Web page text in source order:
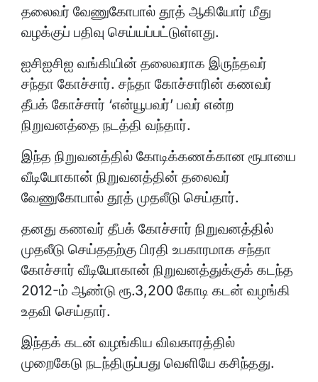
தலைவர் வேணுகோபால் தூத் ஆகியோர் மீது
வழக்குப் பதிவு செய்யப்பட்டுள்ளது.
ஐசிஐசிஐ வங்கியின் தலைவராக இருந்தவர்
சந்தா கோச்சார். சந்தா கோச்சாரின் கணவர்
தீபக் கோச்சார் ‘என்யூபவர்’ பவர் என்ற
நிறுவனத்தை நடத்தி வந்தார்.
இந்த நிறுவனத்தில் கோடிக்கணக்கான ரூபாயை
வீடியோகான் நிறுவனத்தின் தலைவர்
வேணுகோபால் தூத் முதலீடு செய்தார்.
தனது கணவர் தீபக் கோச்சார் நிறுவனத்தில்
முதலீடு செய்ததற்கு பிரதி உபகாரமாக சந்தா
கோச்சார் வீடியோகான் நிறுவனத்துக்குக் கடந்த
2012-ம் ஆண்டு ரூ.3,200 கோடி கடன் வழங்கி
உதவி செய்தார்.
இந்தக் கடன் வழங்கிய விவகாரத்தில்
முறைகேடு நடந்திருப்பது வெளியே கசிந்தது.